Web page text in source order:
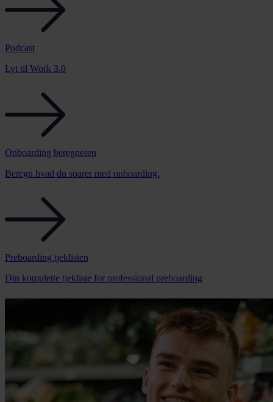
Podcast
Lyt til Work 3.0
Onboarding beregneren
Beregn hvad du sparer med onboarding.
Preboarding tjeklisten
Din komplette tjekliste for professional preboarding